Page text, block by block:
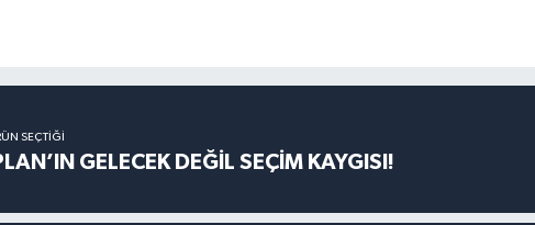
SEÇTIĞI
GELECEK DEĞİL SEÇİM KAYGISI!